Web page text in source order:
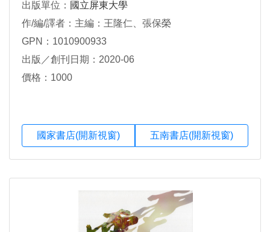
出版單位： 國立屏東大學
作/編/譯者：主編：王隆仁、張保榮
GPN：1010900933
出版／創刊日期：2020-06
價格：1000
國家書店(開新視窗) 五南書店(開新視窗)